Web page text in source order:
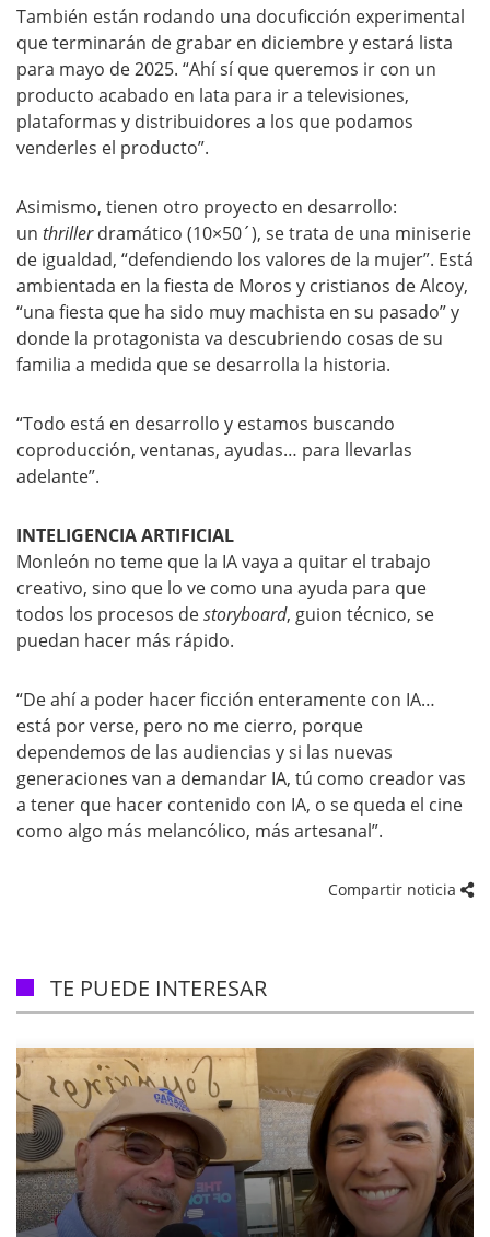
También están rodando una docuficción experimental
que terminarán de grabar en diciembre y estará lista
para mayo de 2025. “Ahí sí que queremos ir con un
producto acabado en lata para ir a televisiones,
plataformas y distribuidores a los que podamos
venderles el producto”.
Asimismo, tienen otro proyecto en desarrollo:
un thrillerdramático (10×50´), se trata de una miniserie
de igualdad, “defendiendo los valores de la mujer”. Está
ambientada en la fiesta de Moros y cristianos de Alcoy,
“una fiesta que ha sido muy machista en su pasado” y
donde la protagonista va descubriendo cosas de su
familia a medida que se desarrolla la historia.
“Todo está en desarrollo y estamos buscando
coproducción, ventanas, ayudas… para llevarlas
adelante”.
INTELIGENCIA ARTIFICIAL
Monleón no teme que la IA vaya a quitar el trabajo
creativo, sino que lo ve como una ayuda para que
todos los procesos destoryboard, guion técnico, se
puedan hacer más rápido.
“De ahí a poder hacer ficción enteramente con IA…
está por verse, pero no me cierro, porque
dependemos de las audiencias y si las nuevas
generaciones van a demandar IA, tú como creador vas
a tener que hacer contenido con IA, o se queda el cine
como algo más melancólico, más artesanal”.
Compartir noticia
TE PUEDE INTERESAR